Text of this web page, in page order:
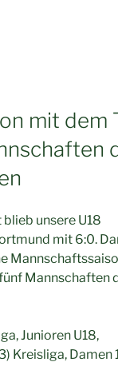
mit dem
unsere U18
mit 6:0.
Mannschaften
Junioren U18,
Kreisliga, Damen